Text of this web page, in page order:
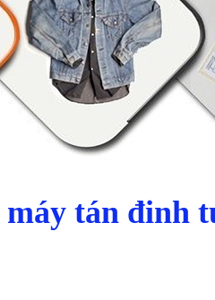
máy tán đinh